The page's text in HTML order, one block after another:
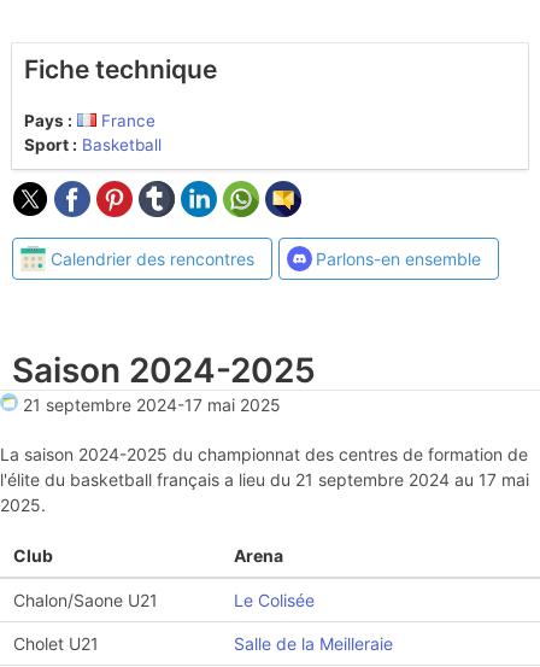
Fiche technique
Pays :
France
Sport : Basketball
Calendrier des rencontres Parlons-en ensemble
Saison 2024-2025
21 septembre 2024-17 mai 2025
La saison 2024-2025 du championnat des centres de formation de
l'élite du basketball français a lieu du 21 septembre 2024 au 17 mai
2025.
Club Arena
Chalon/Saone U21 Le Colisée
Cholet U21 Salle de la Meilleraie